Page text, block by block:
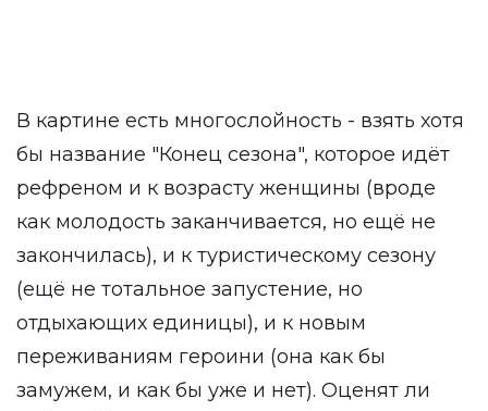
В картине есть многослойность - взять хотя
бы название "Конец сезона", которое идёт
рефреном и к возрасту женщины (вроде
как молодость заканчивается, но ещё не
закончилась), и к туристическому сезону
(ещё не тотальное запустение, но
отдыхающих единицы), и к новым
переживаниям героини (она как бы
замужем, и как бы уже и нет). Оценят ли